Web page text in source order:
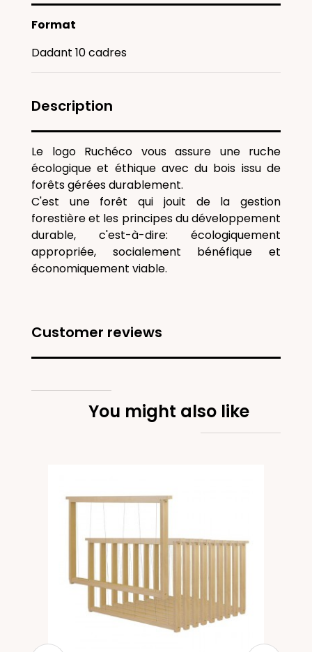
Format
Dadant 10 cadres
Description
Le logo Ruchéco vous assure une ruche
écologique et éthique avec du bois issu de
forêts gérées durablement.
C'est une forêt qui jouit de la gestion
forestière et les principes du développement
durable, c'est-à-dire: écologiquement
appropriée, socialement bénéfique et
économiquement viable.
Customer reviews
You might also like